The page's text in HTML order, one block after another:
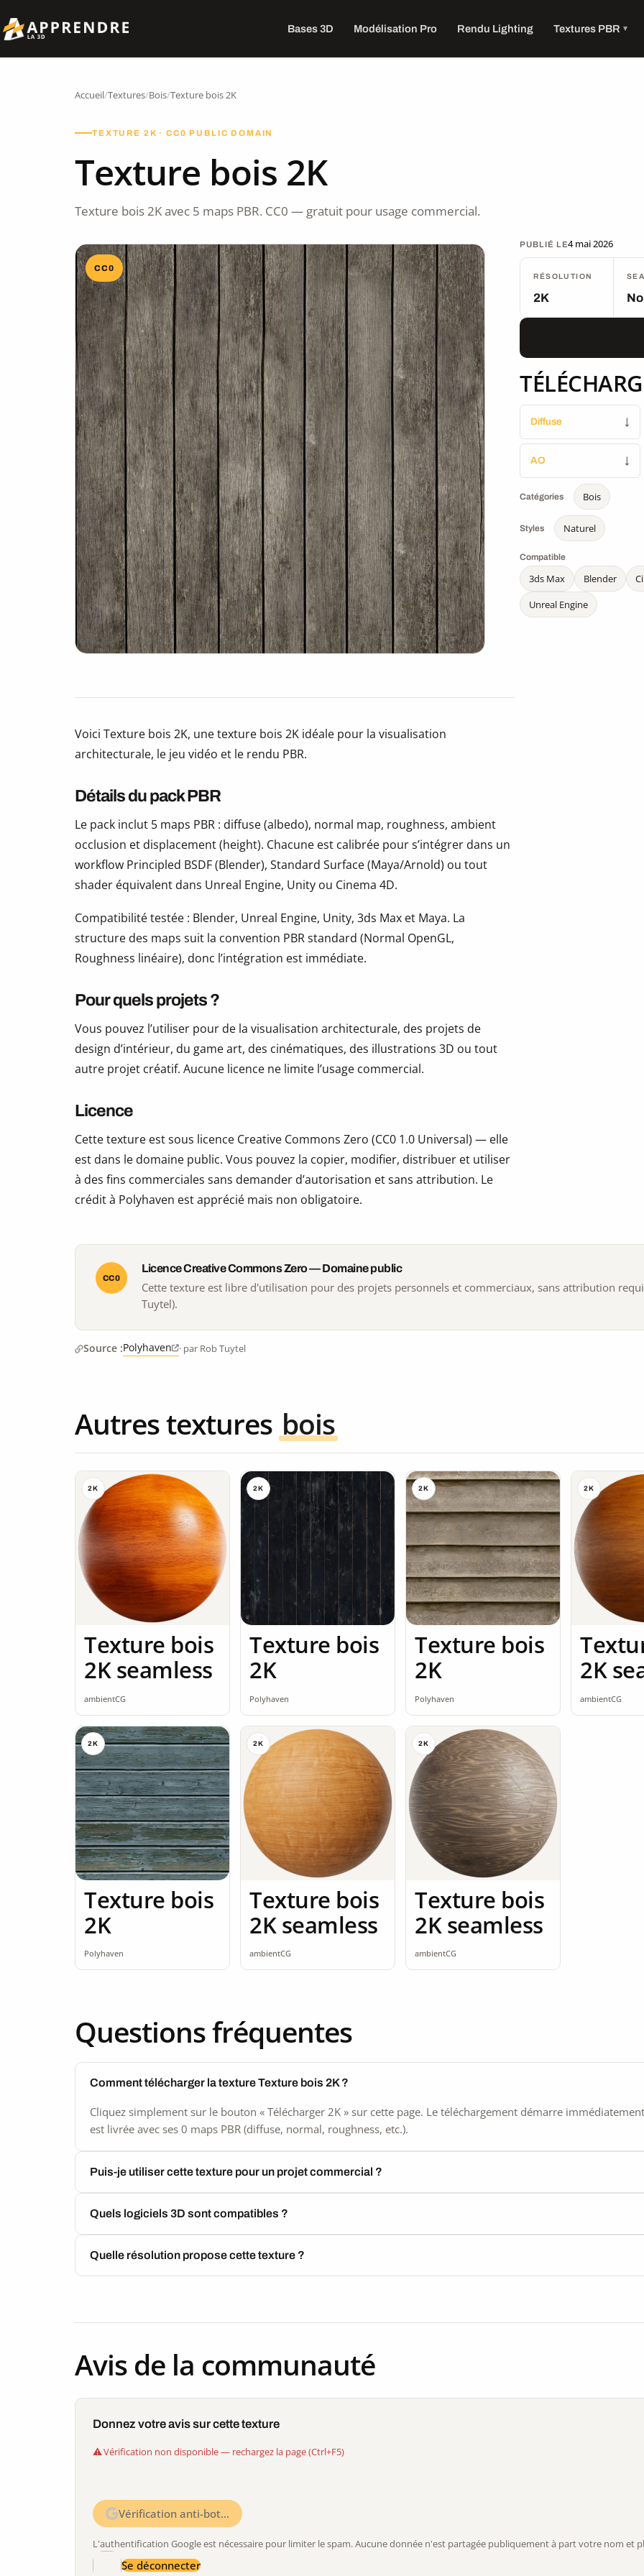
Bases 3D Modélisation Pro Rendu Lighting Textures PBR
Accueil/Textures/Bois/Texture bois 2K
TEXTURE 2K · CC0 PUBLIC DOMAIN
Texture bois 2K
Texture bois 2K avec 5 maps PBR. CC0 — gratuit pour usage commercial.
CC0
PUBLIÉ LE4 mai 2026
RÉSOLUTION
2K
Diffuse ↓
AO ↓
Catégories Bois
Styles Naturel
Compatible
3ds Max Blender
Unreal Engine
Voici Texture bois 2K, une texture bois 2K idéale pour la visualisation
architecturale, le jeu vidéo et le rendu PBR.
Détails du pack PBR
Le pack inclut 5 maps PBR : diffuse (albedo), normal map, roughness, ambient
occlusion et displacement (height). Chacune est calibrée pour s’intégrer dans un
workflow Principled BSDF (Blender), Standard Surface (Maya/Arnold) ou tout
shader équivalent dans Unreal Engine, Unity ou Cinema 4D.
Compatibilité testée : Blender, Unreal Engine, Unity, 3ds Max et Maya. La
structure des maps suit la convention PBR standard (Normal OpenGL,
Roughness linéaire), donc l’intégration est immédiate.
Pour quels projets ?
Vous pouvez l’utiliser pour de la visualisation architecturale, des projets de
design d’intérieur, du game art, des cinématiques, des illustrations 3D ou tout
autre projet créatif. Aucune licence ne limite l’usage commercial.
Licence
Cette texture est sous licence Creative Commons Zero (CC0 1.0 Universal) — elle
est dans le domaine public. Vous pouvez la copier, modifier, distribuer et utiliser
à des fins commerciales sans demander d’autorisation et sans attribution. Le
crédit à Polyhaven est apprécié mais non obligatoire.
CC0
Licence Creative Commons Zero — Domaine public
Cette texture est libre d'utilisation pour des projets personnels et commerciaux, sans attribution
Tuytel).
Source :Polyhaven · par Rob Tuytel
Autres textures bois
2K
Texture bois
2K seamless
ambientCG
2K
Texture bois
2K
Polyhaven
2K
Texture bois
2K
Polyhaven
2K
2K
ambientCG
2K
Texture bois
2K
Polyhaven
2K
Texture bois
2K seamless
ambientCG
2K
Texture bois
2K seamless
ambientCG
Questions fréquentes
Comment télécharger la texture Texture bois 2K ?
Cliquez simplement sur le bouton « Télécharger 2K » sur cette page. Le téléchargement démarre
est livrée avec ses 0 maps PBR (diffuse, normal, roughness, etc.).
Puis-je utiliser cette texture pour un projet commercial ?
Quels logiciels 3D sont compatibles ?
Quelle résolution propose cette texture ?
Avis de la communauté
Donnez votre avis sur cette texture
Vérification non disponible — rechargez la page (Ctrl+F5)
Vérification anti-bot…
L'authentification Google est nécessaire pour limiter le spam. Aucune donnée n'est partagée publiquement à part votre nom et
Se déconnecter